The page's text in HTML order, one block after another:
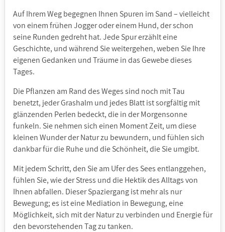
Auf Ihrem Weg begegnen Ihnen Spuren im Sand – vielleicht
von einem frühen Jogger oder einem Hund, der schon
seine Runden gedreht hat. Jede Spur erzählt eine
Geschichte, und während Sie weitergehen, weben Sie Ihre
eigenen Gedanken und Träume in das Gewebe dieses
Tages.
Die Pflanzen am Rand des Weges sind noch mit Tau
benetzt, jeder Grashalm und jedes Blatt ist sorgfältig mit
glänzenden Perlen bedeckt, die in der Morgensonne
funkeln. Sie nehmen sich einen Moment Zeit, um diese
kleinen Wunder der Natur zu bewundern, und fühlen sich
dankbar für die Ruhe und die Schönheit, die Sie umgibt.
Mit jedem Schritt, den Sie am Ufer des Sees entlanggehen,
fühlen Sie, wie der Stress und die Hektik des Alltags von
Ihnen abfallen. Dieser Spaziergang ist mehr als nur
Bewegung; es ist eine Mediation in Bewegung, eine
Möglichkeit, sich mit der Natur zu verbinden und Energie für
den bevorstehenden Tag zu tanken.